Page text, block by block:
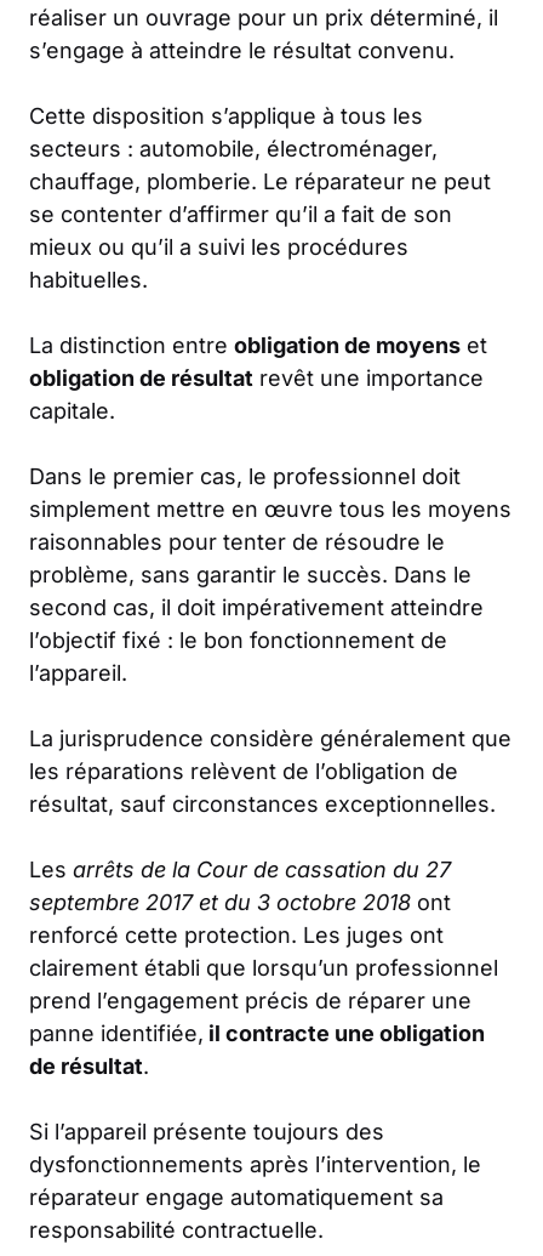
réaliser un ouvrage pour un prix déterminé, il
s’engage à atteindre le résultat convenu.
Cette disposition s’applique à tous les
secteurs : automobile, électroménager,
chauffage, plomberie. Le réparateur ne peut
se contenter d’affirmer qu’il a fait de son
mieux ou qu’il a suivi les procédures
habituelles.
La distinction entre obligation de moyens et
obligation de résultat revêt une importance
capitale.
Dans le premier cas, le professionnel doit
simplement mettre en œuvre tous les moyens
raisonnables pour tenter de résoudre le
problème, sans garantir le succès. Dans le
second cas, il doit impérativement atteindre
l’objectif fixé : le bon fonctionnement de
l’appareil.
La jurisprudence considère généralement que
les réparations relèvent de l’obligation de
résultat, sauf circonstances exceptionnelles.
Les arrêts de la Cour de cassation du 27
septembre 2017 et du 3 octobre 2018 ont
renforcé cette protection. Les juges ont
clairement établi que lorsqu’un professionnel
prend l’engagement précis de réparer une
panne identifiée, il contracte une obligation
de résultat.
Si l’appareil présente toujours des
dysfonctionnements après l’intervention, le
réparateur engage automatiquement sa
responsabilité contractuelle.